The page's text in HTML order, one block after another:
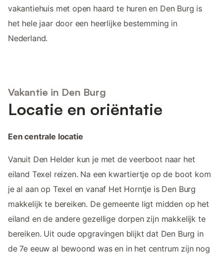
vakantiehuis met open haard te huren en Den Burg is
het hele jaar door een heerlijke bestemming in
Nederland.
Vakantie in Den Burg
Locatie en oriëntatie
Een centrale locatie
Vanuit Den Helder kun je met de veerboot naar het
eiland Texel reizen. Na een kwartiertje op de boot kom
je al aan op Texel en vanaf Het Horntje is Den Burg
makkelijk te bereiken. De gemeente ligt midden op het
eiland en de andere gezellige dorpen zijn makkelijk te
bereiken. Uit oude opgravingen blijkt dat Den Burg in
de 7e eeuw al bewoond was en in het centrum zijn nog